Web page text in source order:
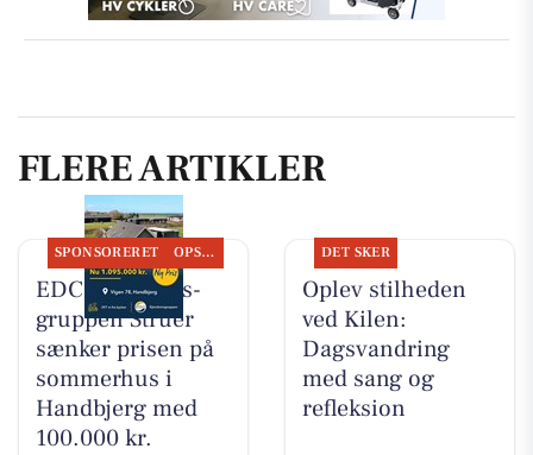
FLERE ARTIKLER
SPONSORERET OPSLAGSTAVLEN
EDC Ejen­doms­
grup­pen Struer
sænker prisen på
sommerhus i
Handbjerg med
100.000 kr.
DET SKER
Oplev stilheden
ved Kilen:
Dagsvandring
med sang og
refleksion